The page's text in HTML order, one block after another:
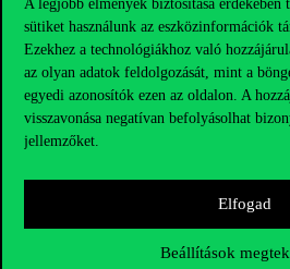
A legjobb élmények biztosítása
sütiket használunk az eszközinformációk
Ezekhez a technológiákhoz való
az olyan adatok feldolgozását, mint a
egyedi azonosítók ezen az oldalon. A
visszavonása negatívan befolyásolhat
jellemzőket.
Elfogad
Beállítások
Kérdésed van a felvételivel
Oktatói elérhetőségek
HUB jelenlegi hallgatóinknak
press@uni-corvinus.hu